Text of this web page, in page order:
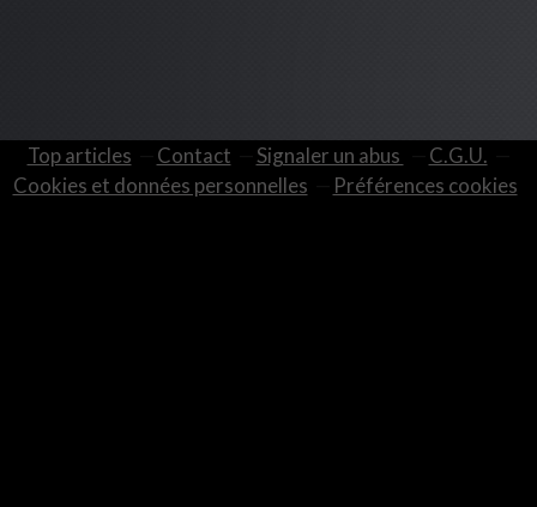
Top articles Contact Signaler un abus
C.G.U.
Cookies et données personnelles
Préférences cookies